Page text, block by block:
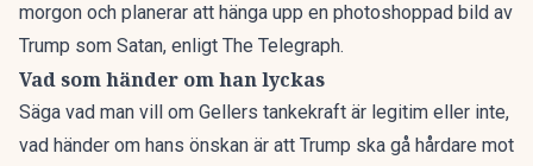
morgon och planerar att hänga upp en photoshoppad bild av
Trump som Satan, enligt The Telegraph.
Vad som händer om han lyckas
Säga vad man vill om Gellers tankekraft är legitim eller inte,
vad händer om hans önskan är att Trump ska gå hårdare mot